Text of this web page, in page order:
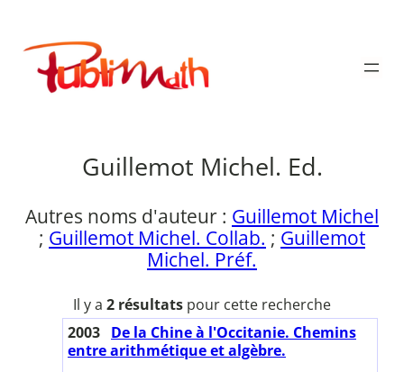
contenu
Publimath
Guillemot Michel. Ed.
Autres noms d'auteur : Guillemot Michel
; Guillemot Michel. Collab. ; Guillemot
Michel. Préf.
Il y a 2 résultats pour cette recherche
2003 De la Chine à l'Occitanie. Chemins
entre arithmétique et algèbre.